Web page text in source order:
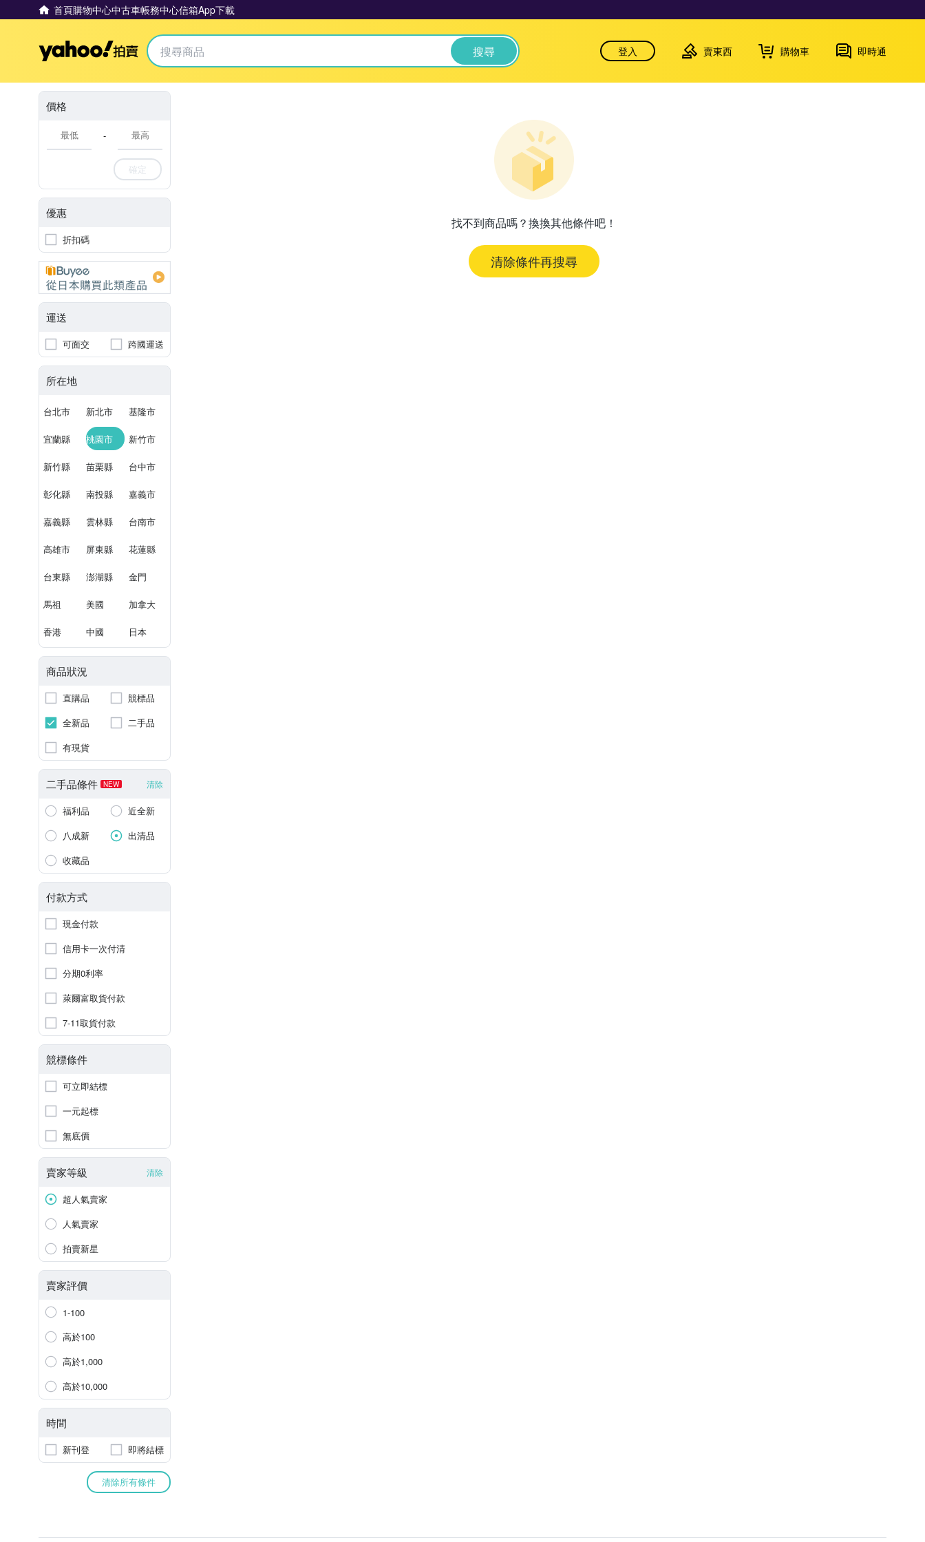
首頁購物中心中古車帳務中心信箱App下載
Yahoo拍賣 搜尋 登入 賣東西 購物車 即時通
價格
-
確定
優惠
折扣碼
運送
可面交 跨國運送
所在地
台北市 新北市 基隆市
宜蘭縣 桃園市 新竹市
新竹縣 苗栗縣 台中市
彰化縣 南投縣 嘉義市
嘉義縣 雲林縣 台南市
高雄市 屏東縣 花蓮縣
台東縣 澎湖縣 金門
馬祖 美國 加拿大
香港 中國 日本
商品狀況
直購品
競標品
全新品
二手品
有現貨
二手品條件 NEW 清除
福利品
近全新
八成新
出清品
收藏品
付款方式
現金付款
信用卡一次付清
分期0利率
萊爾富取貨付款
7-11取貨付款
競標條件
可立即結標
一元起標
無底價
賣家等級 清除
超人氣賣家
人氣賣家
拍賣新星
賣家評價
1-100
高於100
高於1,000
高於10,000
時間
新刊登 即將結標
清除所有條件
找不到商品嗎？換換其他條件吧！
清除條件再搜尋